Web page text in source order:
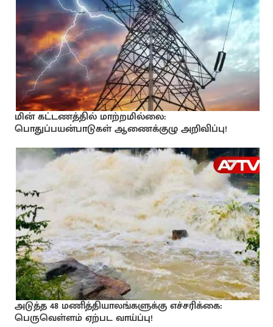
மின் கட்டணத்தில் மாற்றமில்லை:
பொதுப்பயன்பாடுகள் ஆணைக்குழு அறிவிப்பு!
அடுத்த 48 மணித்தியாலங்களுக்கு எச்சரிக்கை:
பெருவெள்ளம் ஏற்பட வாய்ப்பு!